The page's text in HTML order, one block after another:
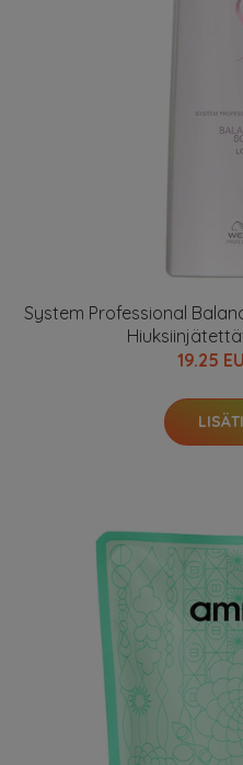
System Professional
19.25